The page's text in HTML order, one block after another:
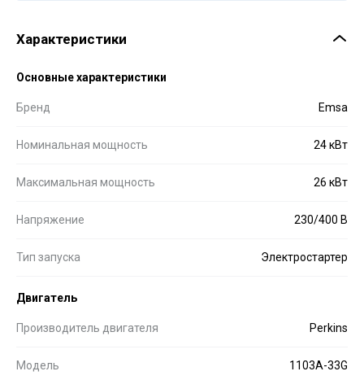
Характеристики
Основные характеристики
Бренд Emsa
Номинальная мощность 24 кВт
Максимальная мощность 26 кВт
Напряжение 230/400 В
Тип запуска Электростартер
Двигатель
Производитель двигателя Perkins
Модель 1103A-33G